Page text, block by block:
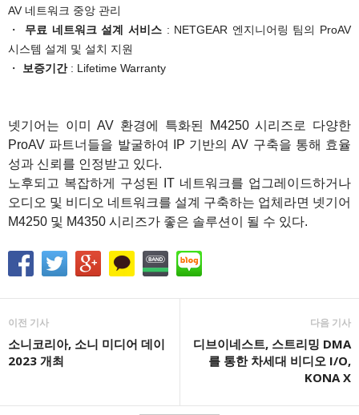
AV 네트워크 중앙 관리
・
무료 네트워크 설계 서비스 : NETGEAR 엔지니어링 팀의 ProAV
시스템 설계 및 설치 지원
・
보증기간: Lifetime Warranty
넷기어는 이미 AV 환경에 특화된 M4250 시리즈로 다양한
ProAV 파트너들을 발굴하여 IP 기반의 AV 구축을 통해 효율
성과 신뢰를 인정받고 있다.
노후되고 복잡하게 구성된 IT 네트워크를 업그레이드하거나
오디오 및 비디오 네트워크를 설계 구축하는 업체라면 넷기어
M4250 및 M4350 시리즈가 좋은 솔루션이 될 수 있다.
이전 기사
소니코리아, 소니 미디어 데이
2023 개최
다음 기사
디브이네스트, 스트리밍 DMA
를 통한 차세대 비디오 I/O,
KONA X